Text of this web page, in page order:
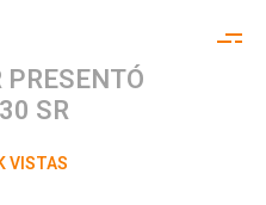
SR
VISTAS